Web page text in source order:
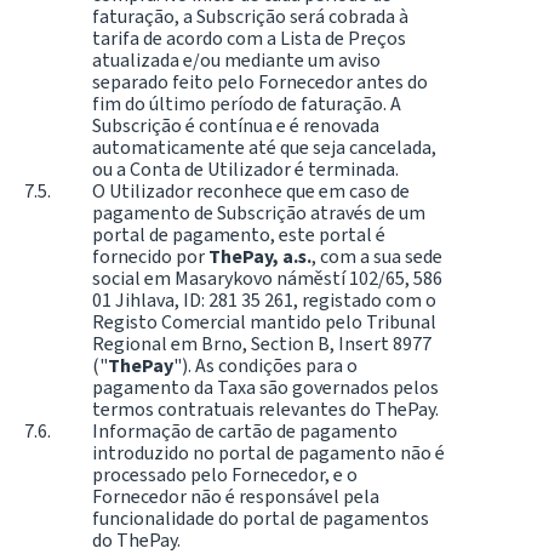
faturação, a Subscrição será cobrada à
tarifa de acordo com a Lista de Preços
atualizada e/ou mediante um aviso
separado feito pelo Fornecedor antes do
fim do último período de faturação. A
Subscrição é contínua e é renovada
automaticamente até que seja cancelada,
ou a Conta de Utilizador é terminada.
O Utilizador reconhece que em caso de
pagamento de Subscrição através de um
portal de pagamento, este portal é
fornecido porThePay, a.s., com a sua sede
social em Masarykovo náměstí 102/65, 586
01 Jihlava, ID: 281 35 261, registado com o
Registo Comercial mantido pelo Tribunal
Regional em Brno, Section B, Insert 8977
("ThePay"). As condições para o
pagamento da Taxa são governados pelos
termos contratuais relevantes do ThePay.
Informação de cartão de pagamento
introduzido no portal de pagamento não é
processado pelo Fornecedor, e o
Fornecedor não é responsável pela
funcionalidade do portal de pagamentos
do ThePay.